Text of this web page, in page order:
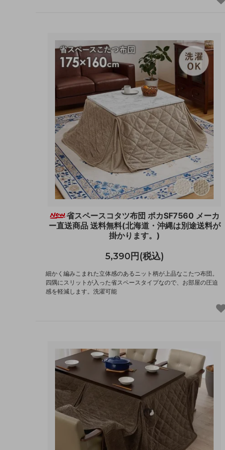
省スペースコタツ布団 ポカSF7560 メーカ
ー直送商品 送料無料(北海道・沖縄は別途送料が
掛かります。)
5,390円(税込)
細かく編みこまれた立体感のあるニット柄が上品なこたつ布団。
四隅にスリットが入った省スペースタイプなので、お部屋の圧迫
感を軽減します。洗濯可能